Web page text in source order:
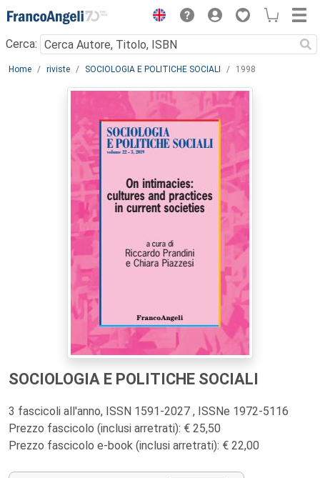
Menu
Cerca:
Main content
Home riviste SOCIOLOGIA E POLITICHE SOCIALI 1998
SOCIOLOGIA E POLITICHE SOCIALI
3 fascicoli all'anno, ISSN 1591-2027 , ISSNe 1972-5116
Prezzo fascicolo (inclusi arretrati): € 25,50
Prezzo fascicolo e-book (inclusi arretrati): € 22,00